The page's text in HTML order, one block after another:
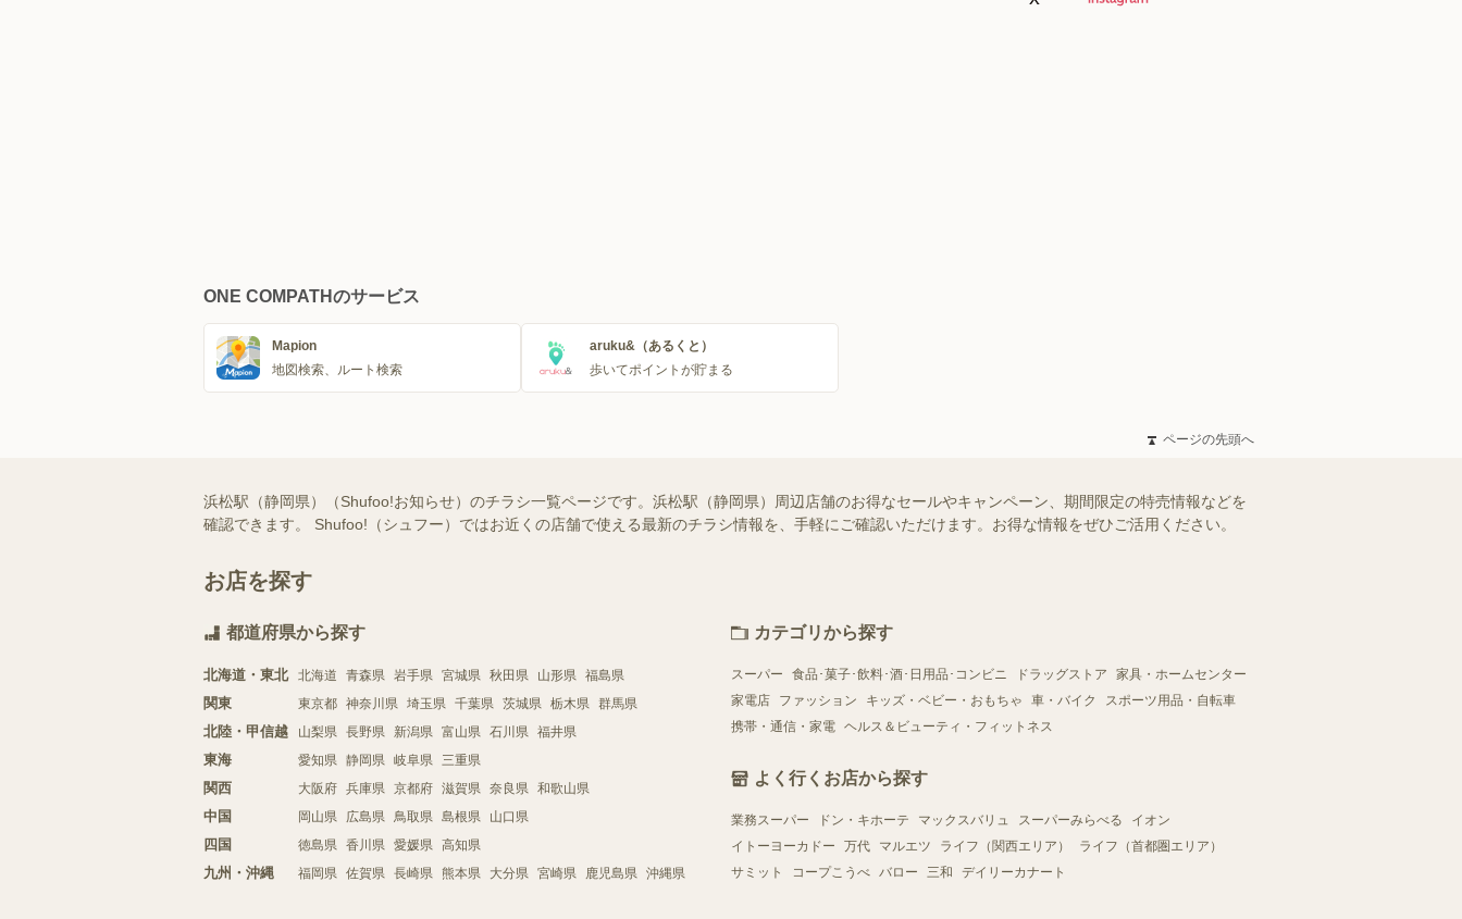
ONE COMPATHのサービス
Mapion
地図検索、ルート検索
aruku&（あるくと）
歩いてポイントが貯まる
ページの先頭へ
浜松駅（静岡県）（Shufoo!お知らせ）のチラシ一覧ページです。浜松駅（静岡県）周辺店舗のお得なセールやキャンペーン、期間限定の特売情報などを
確認できます。 Shufoo!（シュフー）ではお近くの店舗で使える最新のチラシ情報を、手軽にご確認いただけます。お得な情報をぜひご活用ください。
お店を探す
都道府県から探す
北海道・東北 北海道 青森県 岩手県 宮城県 秋田県 山形県 福島県
関東 東京都 神奈川県 埼玉県 千葉県 茨城県 栃木県 群馬県
北陸・甲信越 山梨県 長野県 新潟県 富山県 石川県 福井県
東海 愛知県 静岡県 岐阜県 三重県
関西 大阪府 兵庫県 京都府 滋賀県 奈良県 和歌山県
中国 岡山県 広島県 鳥取県 島根県 山口県
四国 徳島県 香川県 愛媛県 高知県
九州・沖縄 福岡県 佐賀県 長崎県 熊本県 大分県 宮崎県 鹿児島県 沖縄県
カテゴリから探す
スーパー 食品･菓子･飲料･酒･日用品･コンビニ ドラッグストア
家具・ホームセンター
家電店
ファッション キッズ・ベビー・おもちゃ 車・バイク
スポーツ用品・自転車
携帯・通信・家電 ヘルス＆ビューティ・フィットネス
よく行くお店から探す
業務スーパー ドン・キホーテ マックスバリュ スーパーみらべる
イオン
イトーヨーカドー
万代 マルエツ ライフ（関西エリア）
ライフ（首都圏エリア）
サミット
コープこうべ バロー 三和 デイリーカナート